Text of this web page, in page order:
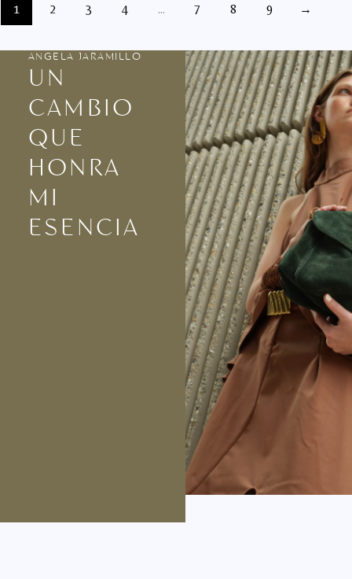
1 2 3 4 … 7 8 9 →
ANGELA JARAMILLO
UN
CAMBIO
QUE
HONRA
MI
ESENCIA